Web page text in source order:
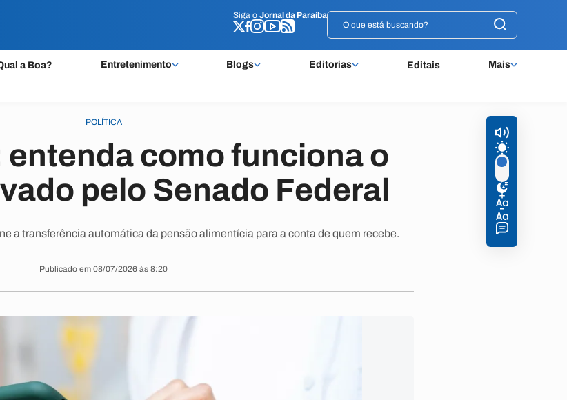
Siga o Jornal da Paraíba
a Boa? Entretenimento Blogs Editorias Editais Mais
Siga o Jornal da Paraíba
POLÍTICA
entenda como funciona o
pelo Senado Federal
a transferência automática da pensão alimentícia para a conta de quem recebe.
Publicado em 08/07/2026 às 8:20